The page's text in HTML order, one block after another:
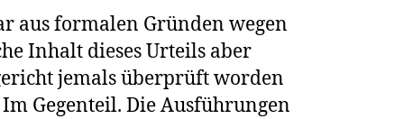
aus formalen Gründen wegen
Inhalt dieses Urteils aber
jemals überprüft worden
Gegenteil. Die Ausführungen